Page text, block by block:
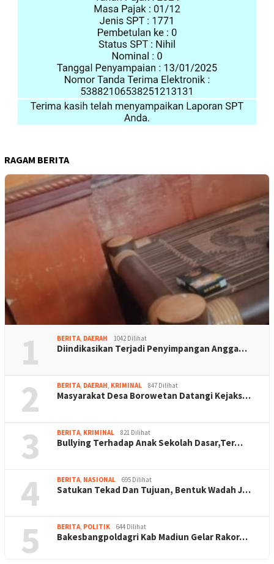
RAGAM BERITA
1 BERITA, DAERAH 1042 Dilihat
Diindikasikan Terjadi Penyimpangan Angga…
2 BERITA, DAERAH, KRIMINAL 847 Dilihat
Masyarakat Desa Borowetan Datangi Kejaks…
3 BERITA, KRIMINAL 821 Dilihat
Bullying Terhadap Anak Sekolah Dasar,Ter…
4 BERITA, NASIONAL 695 Dilihat
Satukan Tekad Dan Tujuan, Bentuk Wadah J…
5 BERITA, POLITIK 644 Dilihat
Bakesbangpoldagri Kab Madiun Gelar Rakor…